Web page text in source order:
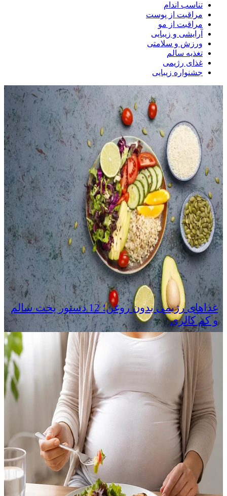
تناسب اندام
مراقبت از پوست
مراقبت از مو
آرایشی و زیبایی
ورزش و سلامتی
تغذیه سالم
غذای رژیمی
جشنواره زیبایی
غذاهای رژیمی بدون روغن؛ 12 دستور پخت سالم
و کم‌ کالری